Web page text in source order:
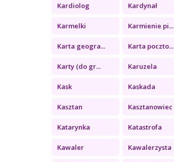
Kardiolog Kardynał
Karmelki Karmienie pi...
Karta geogra... Karta poczto...
Karty (do gr... Karuzela
Kask Kaskada
Kasztan Kasztanowiec
Katarynka Katastrofa
Kawaler Kawalerzysta